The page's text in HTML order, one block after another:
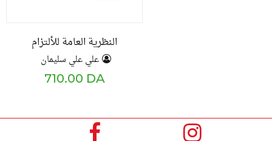
النظرية العامة للألتزام
علي علي سليمان
710.00 DA